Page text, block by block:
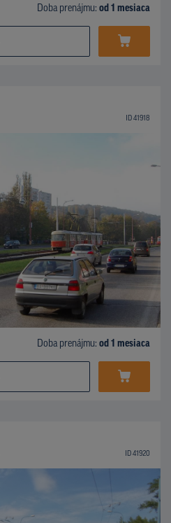
Doba prenájmu: od 1 mesiaca
ID 41918
Doba prenájmu: od 1 mesiaca
ID 41920